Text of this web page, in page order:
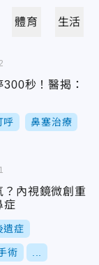
體育 生活
秒！醫揭：
呼 鼻塞治療
？內視鏡微創重
症
遺症
術